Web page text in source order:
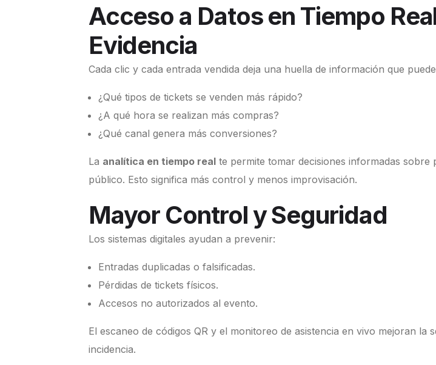
Acceso a Datos en Tiempo
Evidencia
Cada clic y cada entrada vendida deja una huella de información que
¿Qué tipos de tickets se venden más rápido?
¿A qué hora se realizan más compras?
¿Qué canal genera más conversiones?
La analítica en tiempo realte permite tomar decisiones informadas
público. Esto significa más control y menos improvisación.
Mayor Control y Seguridad
Los sistemas digitales ayudan a prevenir:
Entradas duplicadas o falsificadas.
Pérdidas de tickets físicos.
Accesos no autorizados al evento.
El escaneo de códigos QR y el monitoreo de asistencia en vivo mejoran
incidencia.